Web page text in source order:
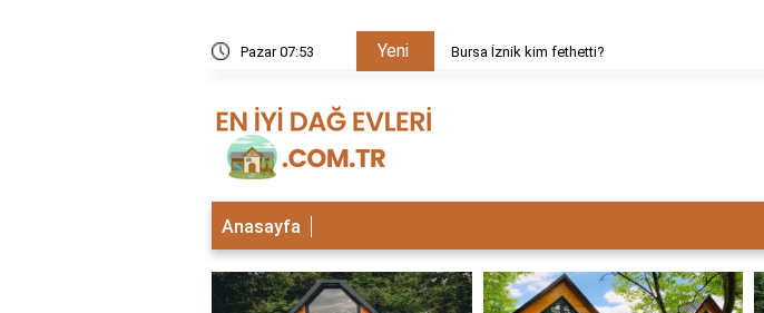
Pazar 07:53 Yeni Bursa İznik kim fethetti?
Anasayfa